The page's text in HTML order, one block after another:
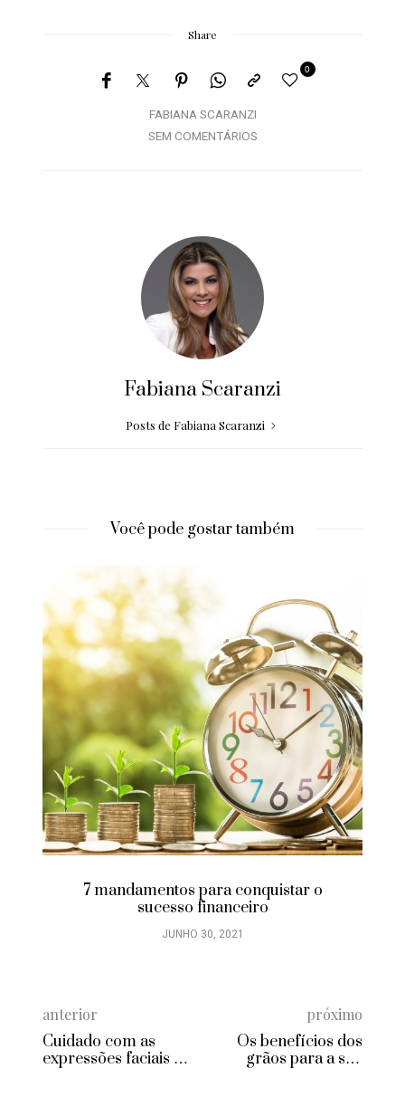
Share
FABIANA SCARANZI
0
SEM COMENTÁRIOS
Fabiana Scaranzi
Posts de Fabiana Scaranzi
Você pode gostar também
7 mandamentos para conquistar o
sucesso financeiro
JUNHO 30, 2021
anterior
Cuidado com as
expressões faciais no
próximo
Os benefícios dos
grãos para a sua